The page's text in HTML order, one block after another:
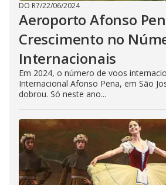
DO R7/22/06/2024
Aeroporto Afonso
Crescimento no
Internacionais
Em 2024, o número de voos
Internacional Afonso Pena, em São
dobrou. Só neste ano...